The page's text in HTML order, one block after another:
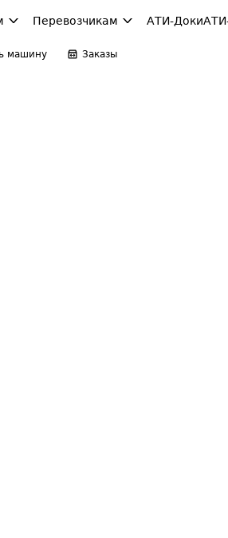
Перевозчикам АТИ-Доки
машину Заказы